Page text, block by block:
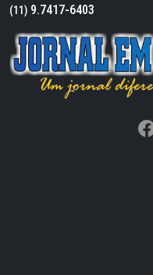
(11) 9.7417-6403